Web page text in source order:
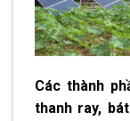
Các thành
thanh ray,